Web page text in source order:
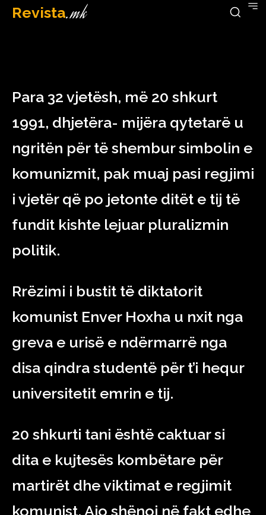
Revista.mk
February 20, 2023
Para 32 vjetësh, më 20 shkurt
1991, dhjetëra- mijëra qytetarë u
ngritën për të shembur simbolin e
komunizmit, pak muaj pasi regjimi
i vjetër që po jetonte ditët e tij të
fundit kishte lejuar pluralizmin
politik.
Rrëzimi i bustit të diktatorit
komunist Enver Hoxha u nxit nga
greva e urisë e ndërmarrë nga
disa qindra studentë për t’i hequr
universitetit emrin e tij.
20 shkurti tani është caktuar si
dita e kujtesës kombëtare për
martirët dhe viktimat e regjimit
komunist. Ajo shënoi në fakt edhe